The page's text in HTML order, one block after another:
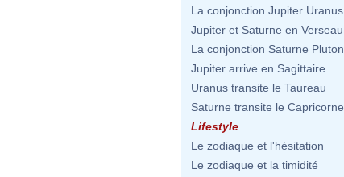
La conjonction Jupiter Uranus
Jupiter et Saturne en Verseau
La conjonction Saturne Pluton
Jupiter arrive en Sagittaire
Uranus transite le Taureau
Saturne transite le Capricorne
Lifestyle
Le zodiaque et l'hésitation
Le zodiaque et la timidité